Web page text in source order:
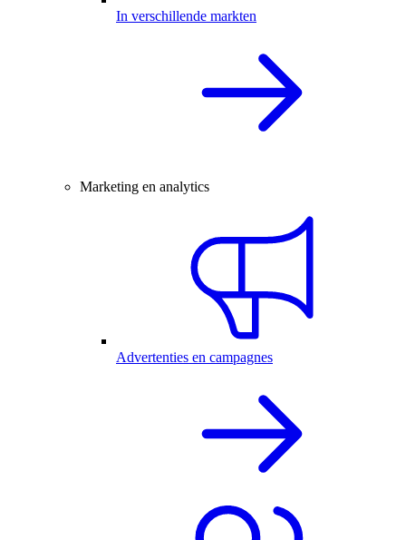
In verschillende markten
Marketing en analytics
Advertenties en campagnes